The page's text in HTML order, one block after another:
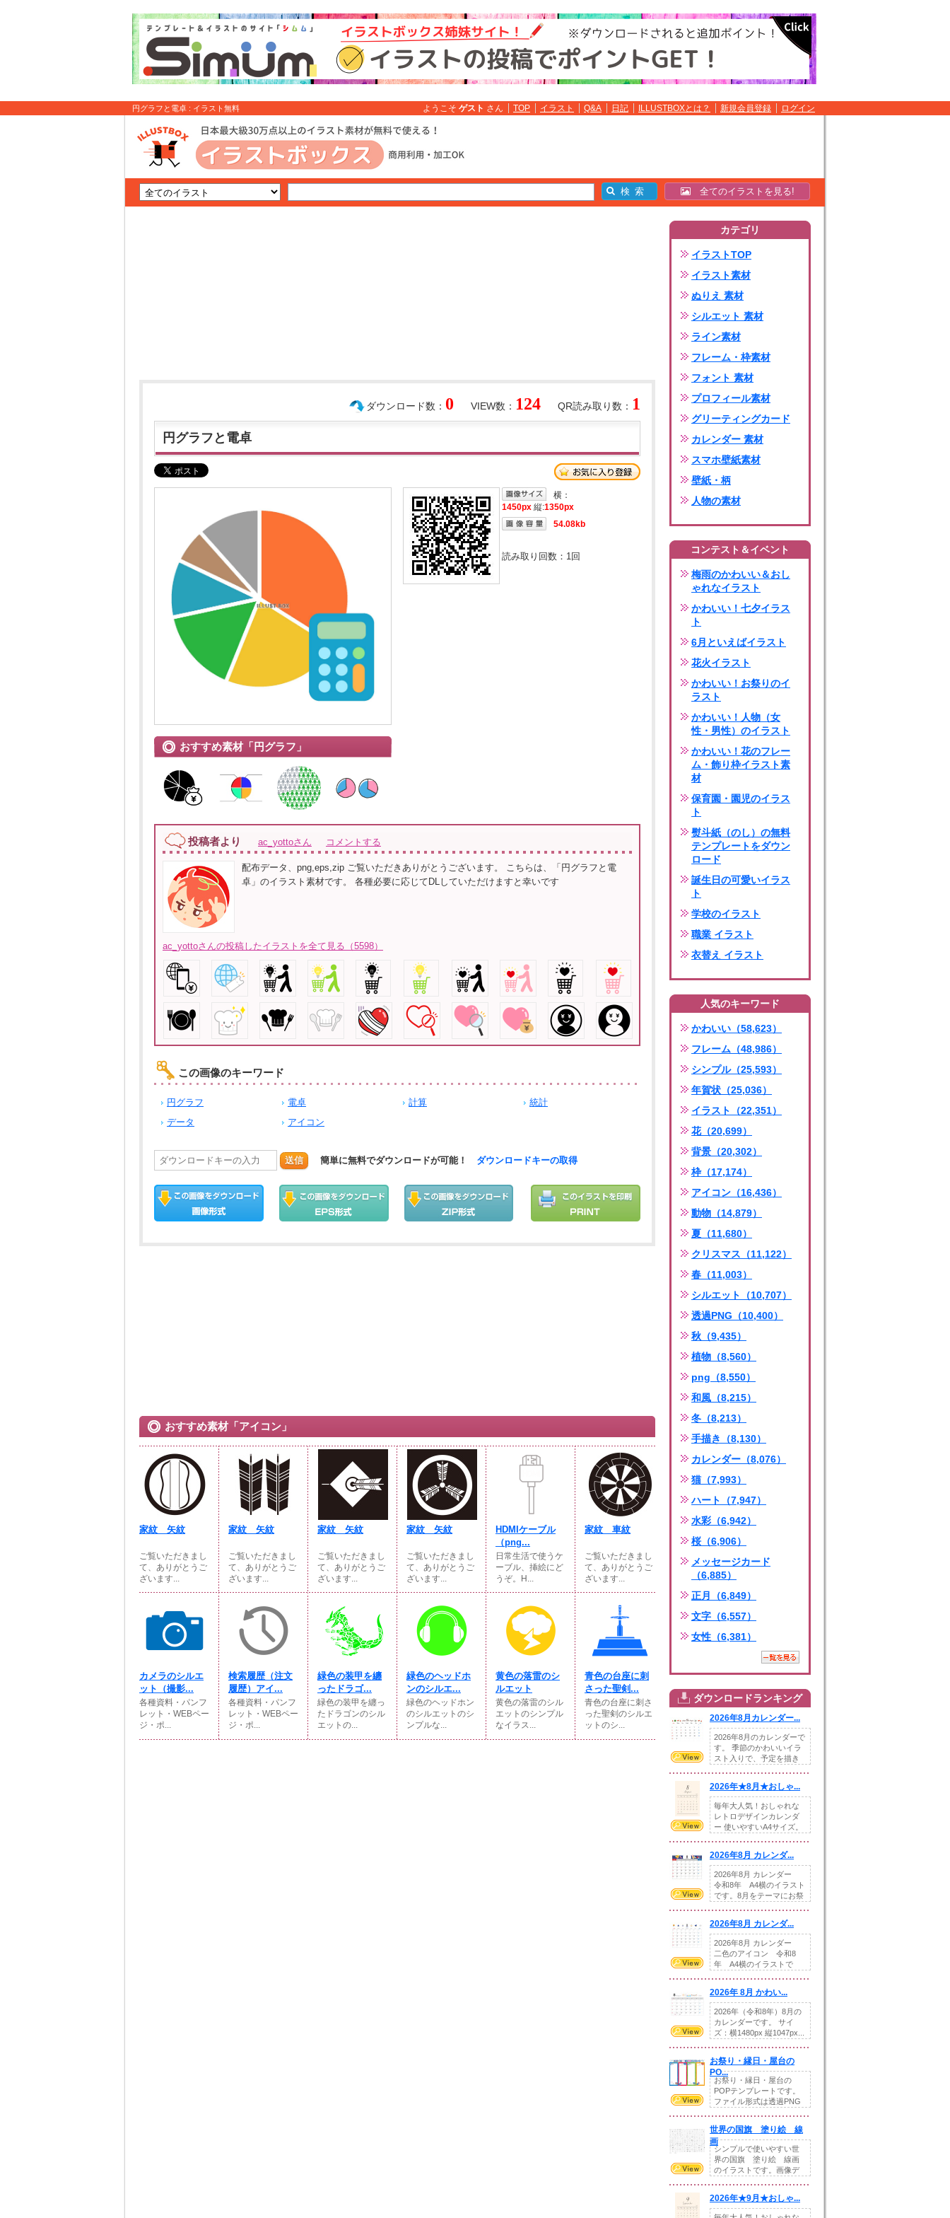
円グラフと電卓 : イラスト無料 ようこそ ゲスト さん TOP イラスト Q&A 日記 ILLUSTBOXとは？ 新規会員登録 ログイン
全てのイラストを見る!
QR読み取り数： 1
VIEW数： 124
ダウンロード数： 0
円グラフと電卓
おすすめ素材「円グラフ」
横：
1450px 縦:1350px
54.08kb
読み取り回数： 1回
投稿者より ac_yottoさん コメントする
配布データ、png,eps,zip ご覧いただきありがとうございます。 こちらは、「円グラフと電
卓」のイラスト素材です。 各種必要に応じてDLしていただけますと幸いです
ac_yottoさんの投稿したイラストを全て見る（5598）
この画像のキーワード
円グラフ 電卓 計算
統計
データ
アイコン
送信 簡単に無料でダウンロードが可能！ ダウンロードキーの取得
おすすめ素材「アイコン」
家紋 矢紋
ご覧いただきまし
て、ありがとうご
ざいます...
家紋 矢紋
ご覧いただきまし
て、ありがとうご
ざいます...
家紋 矢紋
ご覧いただきまし
て、ありがとうご
ざいます...
家紋 矢紋
ご覧いただきまし
て、ありがとうご
ざいます...
HDMIケーブル
（png...
日常生活で使うケ
ーブル、挿絵にど
うぞ。H...
家紋 車紋
ご覧いただきまし
て、ありがとうご
ざいます...
カメラのシルエ
ット（撮影...
各種資料・パンフ
レット・WEBペー
ジ・ポ...
検索履歴（注文
履歴）アイ...
各種資料・パンフ
レット・WEBペー
ジ・ポ...
緑色の装甲を纏
ったドラゴ...
緑色の装甲を纏っ
たドラゴンのシル
エットの...
緑色のヘッドホ
ンのシルエ...
緑色のヘッドホン
のシルエットのシ
ンプルな...
黄色の落雷のシ
ルエット
黄色の落雷のシル
エットのシンプル
なイラス...
青色の台座に刺
さった聖剣...
青色の台座に刺さ
った聖剣のシルエ
ットのシ...
カテゴリ
イラストTOP
イラスト素材
ぬりえ 素材
シルエット 素材
ライン素材
フレーム・枠素材
フォント 素材
プロフィール素材
グリーティングカード
カレンダー 素材
スマホ壁紙素材
壁紙・柄
人物の素材
コンテスト＆イベント
梅雨のかわいい＆おし
ゃれなイラスト
かわいい！七夕イラス
ト
6月といえばイラスト
花火イラスト
かわいい！お祭りのイ
ラスト
かわいい！人物（女
性・男性）のイラスト
かわいい！花のフレー
ム・飾り枠イラスト素
材
保育園・園児のイラス
ト
熨斗紙（のし）の無料
テンプレートをダウン
ロード
誕生日の可愛いイラス
ト
学校のイラスト
職業 イラスト
衣替え イラスト
人気のキーワード
かわいい（58,623）
フレーム（48,986）
シンプル（25,593）
年賀状（25,036）
イラスト（22,351）
花（20,699）
背景（20,302）
枠（17,174）
アイコン（16,436）
動物（14,879）
夏（11,680）
クリスマス（11,122）
春（11,003）
シルエット（10,707）
透過PNG（10,400）
秋（9,435）
植物（8,560）
png（8,550）
和風（8,215）
冬（8,213）
手描き（8,130）
カレンダー（8,076）
猫（7,993）
ハート（7,947）
水彩（6,942）
桜（6,906）
メッセージカード
（6,885）
正月（6,849）
文字（6,557）
女性（6,381）
ダウンロードランキング
2026年8月カレンダー...
2026年8月のカレンダーで
す。 季節のかわいいイラ
スト入りで、予定を描き
2026年★8月★おしゃ...
毎年大人気！おしゃれな
レトロデザインカレンダ
ー 使いやすいA4サイズ。
2026年8月 カレンダ...
2026年8月 カレンダー
令和8年 A4横のイラスト
です。8月をテーマにお祭
2026年8月 カレンダ...
2026年8月 カレンダー
二色のアイコン 令和8
年 A4横のイラストで
2026年 8月 かわい...
2026年（令和8年）8月の
カレンダーです。 サイ
ズ：横1480px 縦1047px...
お祭り・縁日・屋台の
PO...
お祭り・縁日・屋台の
POPテンプレートです。
ファイル形式は透過PNG
世界の国旗 塗り絵 線
画
シンプルで使いやすい世
界の国旗 塗り絵 線画
のイラストです。画像デ
2026年★9月★おしゃ...